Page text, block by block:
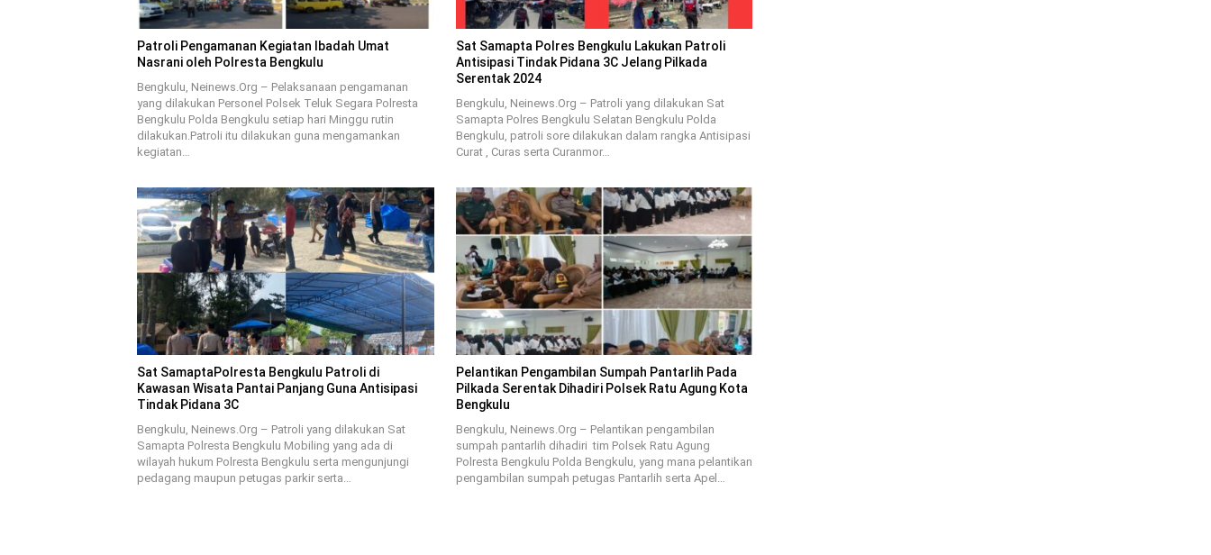
Patroli Pengamanan Kegiatan Ibadah Umat
Nasrani oleh Polresta Bengkulu
Bengkulu, Neinews.Org – Pelaksanaan pengamanan
yang dilakukan Personel Polsek Teluk Segara Polresta
Bengkulu Polda Bengkulu setiap hari Minggu rutin
dilakukan.Patroli itu dilakukan guna mengamankan
kegiatan…
Sat Samapta Polres Bengkulu Lakukan Patroli
Antisipasi Tindak Pidana 3C Jelang Pilkada
Serentak 2024
Bengkulu, Neinews.Org – Patroli yang dilakukan Sat
Samapta Polres Bengkulu Selatan Bengkulu Polda
Bengkulu, patroli sore dilakukan dalam rangka Antisipasi
Curat , Curas serta Curanmor…
Sat SamaptaPolresta Bengkulu Patroli di
Kawasan Wisata Pantai Panjang Guna Antisipasi
Tindak Pidana 3C
Bengkulu, Neinews.Org – Patroli yang dilakukan Sat
Samapta Polresta Bengkulu Mobiling yang ada di
wilayah hukum Polresta Bengkulu serta mengunjungi
pedagang maupun petugas parkir serta…
Pelantikan Pengambilan Sumpah Pantarlih Pada
Pilkada Serentak Dihadiri Polsek Ratu Agung Kota
Bengkulu
Bengkulu, Neinews.Org – Pelantikan pengambilan
sumpah pantarlih dihadiri tim Polsek Ratu Agung
Polresta Bengkulu Polda Bengkulu, yang mana pelantikan
pengambilan sumpah petugas Pantarlih serta Apel…